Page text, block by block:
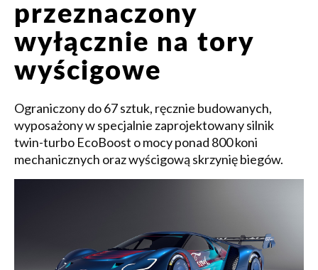
Samochody Koncepcyjne
Tuning
Elektryczne
przeznaczony
wyłącznie na tory
wyścigowe
Ograniczony do 67 sztuk, ręcznie budowanych,
wyposażony w specjalnie zaprojektowany silnik
twin-turbo EcoBoost o mocy ponad 800 koni
mechanicznych oraz wyścigową skrzynię biegów.